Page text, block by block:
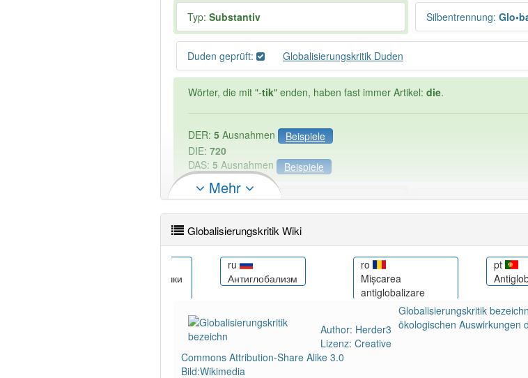
Typ: Substantiv Silbentrennung:
Duden geprüft: Globalisierungskritik Duden
Wörter, die mit "-tik" enden, haben fast immer Artikel: die.
DER: 5 Ausnahmen
Beispiele
DIE: 720
DAS: 5 Ausnahmen Beispiele
PowerIndex:3 Häufigkeit: 4 von 10
Wörter mit Endung
96% unserer Spielapp-Nutzer haben den Artikel korrekt erraten.
Mehr
Globalisierungskritik Wiki
Антиглобалистички
ru
Антиглобализм
ro
Mișcarea
antiglobalizare
pt
Author: Herder3
Lizenz: Creative
Commons Attribution-Share Alike 3.0
Bild:Wikimedia
Globalisierungskritik
ökologischen Auswirkungen